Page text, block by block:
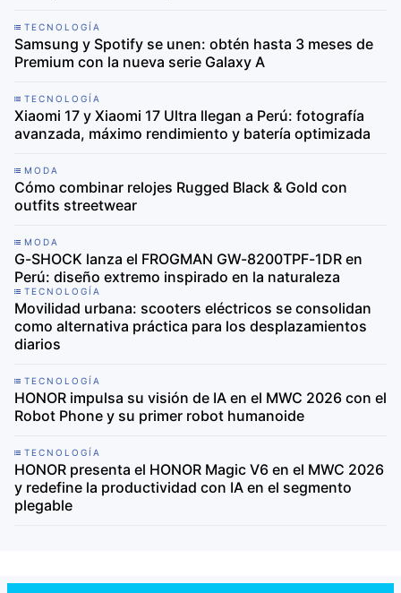
TECNOLOGÍA
Samsung y Spotify se unen: obtén hasta 3 meses de
Premium con la nueva serie Galaxy A
TECNOLOGÍA
Xiaomi 17 y Xiaomi 17 Ultra llegan a Perú: fotografía
avanzada, máximo rendimiento y batería optimizada
MODA
Cómo combinar relojes Rugged Black & Gold con
outfits streetwear
MODA
G-SHOCK lanza el FROGMAN GW-8200TPF-1DR en
Perú: diseño extremo inspirado en la naturaleza
TECNOLOGÍA
Movilidad urbana: scooters eléctricos se consolidan
como alternativa práctica para los desplazamientos
diarios
TECNOLOGÍA
HONOR impulsa su visión de IA en el MWC 2026 con el
Robot Phone y su primer robot humanoide
TECNOLOGÍA
HONOR presenta el HONOR Magic V6 en el MWC 2026
y redefine la productividad con IA en el segmento
plegable